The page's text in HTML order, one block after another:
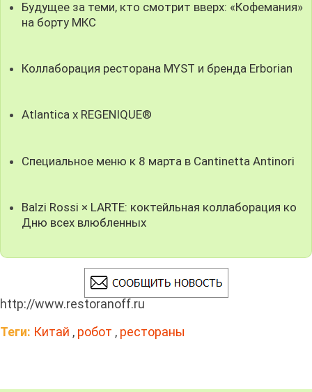
Будущее за теми, кто смотрит вверх: «Кофемания»
на борту МКС
Коллаборация ресторана MYST и бренда Erborian
Atlantica x REGENIQUE®
Специальное меню к 8 марта в Cantinetta Antinori
Balzi Rossi × LARTE: коктейльная коллаборация ко
Дню всех влюбленных
http://www.restoranoff.ru
Теги: Китай , робот , рестораны